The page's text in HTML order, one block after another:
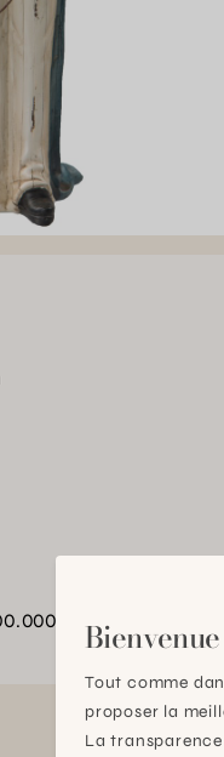
Tout comme
proposer la
La